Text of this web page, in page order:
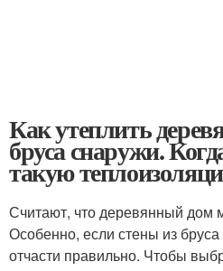
Как утеплить
бруса снаружи.
такую
Считают, что деревянный дом
Особенно, если стены из
отчасти правильно. Чтобы